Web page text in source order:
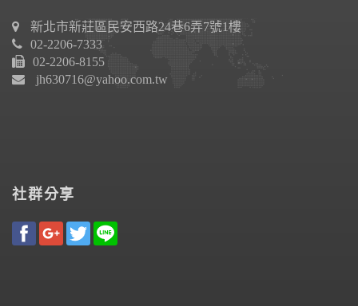
新北市新莊區民安西路24巷6弄7號1樓
02-2206-7333
02-2206-8155
jh630716@yahoo.com.tw
社群分享